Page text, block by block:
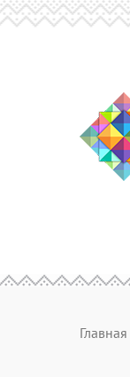
Главная